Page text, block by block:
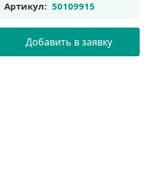
Артикул: 50109915
Добавить в заявку